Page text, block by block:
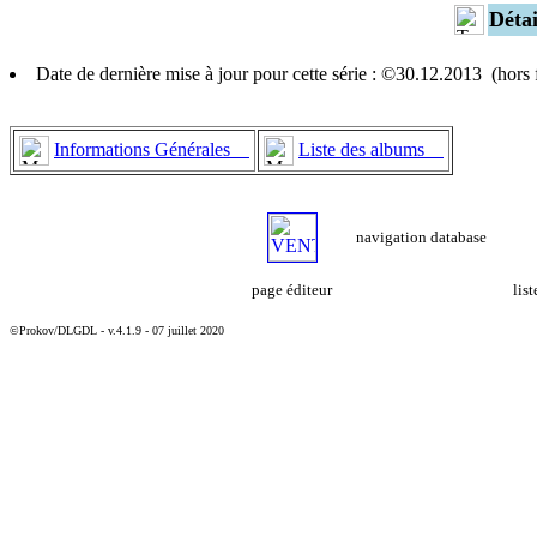
Date de dernière mise à jour pour cette série : ©30.12.2013 (hors
Informations Générales Liste des albums
navigation database
page éditeur
©Prokov/DLGDL - v.4.1.9 - 07 juillet 2020